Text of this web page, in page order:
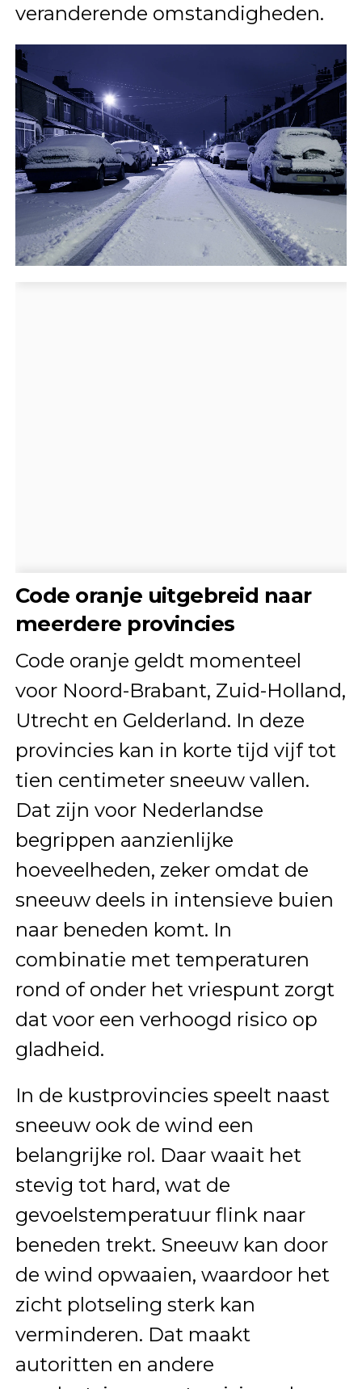
veranderende omstandigheden.
Code oranje uitgebreid naar
meerdere provincies
Code oranje geldt momenteel
voor Noord-Brabant, Zuid-Holland,
Utrecht en Gelderland. In deze
provincies kan in korte tijd vijf tot
tien centimeter sneeuw vallen.
Dat zijn voor Nederlandse
begrippen aanzienlijke
hoeveelheden, zeker omdat de
sneeuw deels in intensieve buien
naar beneden komt. In
combinatie met temperaturen
rond of onder het vriespunt zorgt
dat voor een verhoogd risico op
gladheid.
In de kustprovincies speelt naast
sneeuw ook de wind een
belangrijke rol. Daar waait het
stevig tot hard, wat de
gevoelstemperatuur flink naar
beneden trekt. Sneeuw kan door
de wind opwaaien, waardoor het
zicht plotseling sterk kan
verminderen. Dat maakt
autoritten en andere